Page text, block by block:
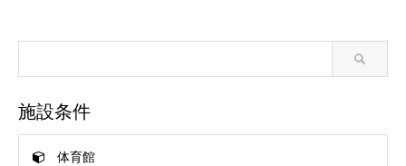
施設条件
体育館